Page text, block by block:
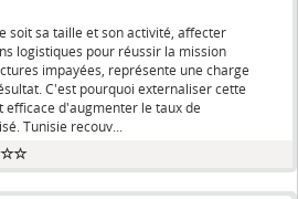
soit sa taille et son activité, affecter
logistiques pour réussir la mission
impayées, représente une charge
C'est pourquoi externaliser cette
d'augmenter le taux de
Tunisie recouv...